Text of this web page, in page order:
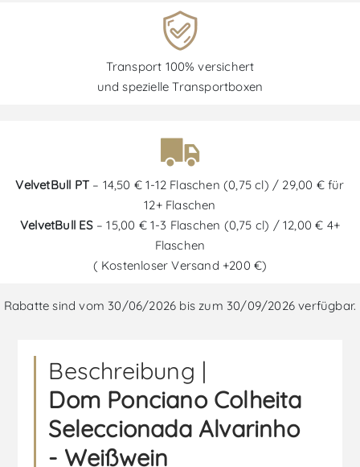
Transport 100% versichert
und spezielle Transportboxen
VelvetBull PT – 14,50 € 1-12 Flaschen (0,75 cl) / 29,00 € für
12+ Flaschen
VelvetBull ES– 15,00 € 1-3 Flaschen (0,75 cl) / 12,00 € 4+
Flaschen
( Kostenloser Versand +200 €)
Rabatte sind vom 30/06/2026 bis zum 30/09/2026 verfügbar.
Beschreibung |
Dom Ponciano Colheita
Seleccionada Alvarinho
- Weißwein